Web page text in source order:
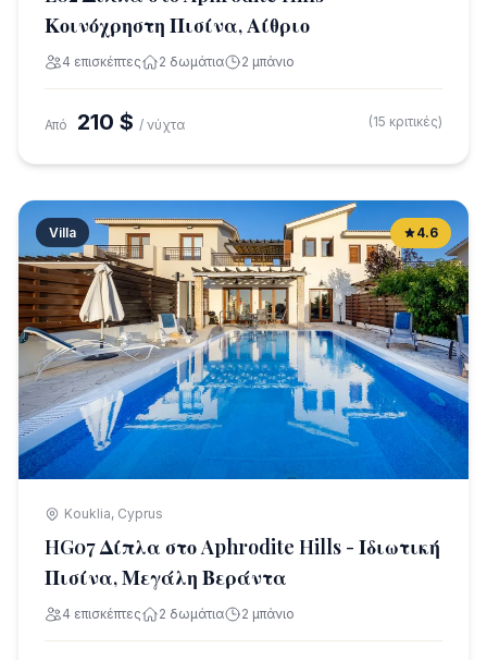
Κοινόχρηστη Πισίνα, Αίθριο
4 επισκέπτες 2 δωμάτια 2 μπάνιο
Από 210 $ / νύχτα (15 κριτικές)
Villa 4.6
Kouklia, Cyprus
HG07 Δίπλα στο Aphrodite Hills - Ιδιωτική
Πισίνα, Μεγάλη Βεράντα
4 επισκέπτες 2 δωμάτια 2 μπάνιο